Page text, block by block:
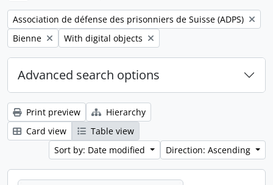
Remove filter:
Association de défense des prisonniers de Suisse (ADPS)
Remove filter:
Bienne Remove filter:
With digital objects
Advanced search options
Print preview
Hierarchy
Card view
Table view
Sort by: Date modified
Direction: Ascending